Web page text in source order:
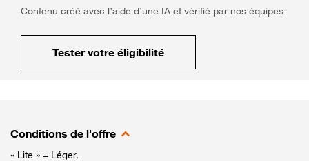
Contenu créé avec l’aide d’une IA et vérifié par nos équipes
Tester votre éligibilité
Conditions de l'offre
« Lite » = Léger.